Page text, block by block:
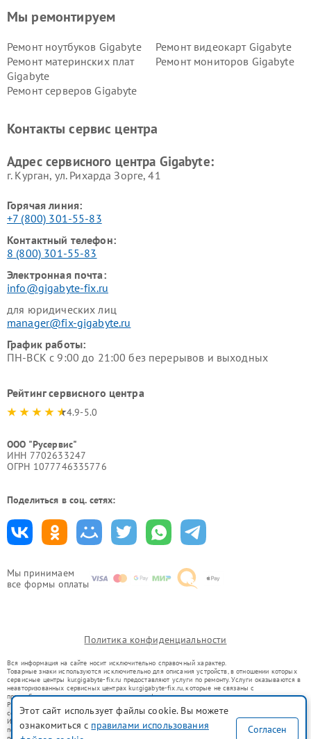
Мы принимаем
все формы оплаты
Мы ремонтируем
Ремонт ноутбуков Gigabyte
Ремонт видеокарт Gigabyte
Ремонт материнских плат
Gigabyte
Ремонт мониторов Gigabyte
Ремонт серверов Gigabyte
Контакты сервис центра
Адрес сервисного центра Gigabyte:
г. Курган, ул. Рихарда Зорге, 41
Горячая линия:
+7 (800) 301-55-83
Контактный телефон:
8 (800) 301-55-83
Электронная почта:
info@gigabyte-fix.ru
для юридических лиц
manager@fix-gigabyte.ru
График работы:
ПН-ВСК с 9:00 до 21:00 без перерывов и выходных
Рейтинг сервисного центра
4.9-5.0
ООО "Русервис"
ИНН 7702633247
ОГРН 1077746335776
Поделиться в соц. сетях:
Политика конфиденциальности
Вся информация на сайте носит исключительно справочный характер.
Товарные знаки используются исключительно для описания устройств, в отношении которых
сервисные центры kur.gigabyte-fix.ru предоставляют услуги по ремонту. Услуги оказываются в
неавторизованных сервисных центрах kur.gigabyte-fix.ru, которые не связаны с
правообладателями товарных знаков или их официальными представителями.
Ремонт осуществляется для устройств, уже введенных в гражданский оборот в соответствии
со статьей 1487 ГК РФ.
Использование товарных знаков не преследует цели индивидуализации услуг или введения
потребителей в заблуждение, а служит для информирования о предоставляемых услугах по
Этот сайт использует файлы cookie. Вы можете
ознакомиться с правилами использования
Согласен